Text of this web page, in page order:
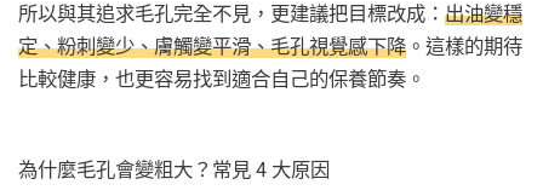
所以與其追求毛孔完全不見，更建議把目標改成： 出油變穩
定、粉刺變少、膚觸變平滑、毛孔視覺感下降 。這樣的期待
比較健康，也更容易找到適合自己的保養節奏。
為什麼毛孔會變粗大？常見 4 大原因